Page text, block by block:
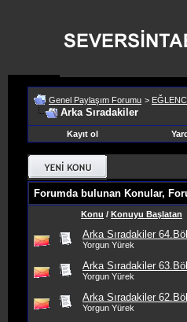
Genel Paylaşım Forumu >
Arka Sıradakiler
Kayıt ol
Forumda bulunan Konular,
Konu / Konuyu Başlatan
Arka Sıradakiler
Yorgun Yürek
Arka Sıradakiler
Yorgun Yürek
Arka Sıradakiler
Yorgun Yürek